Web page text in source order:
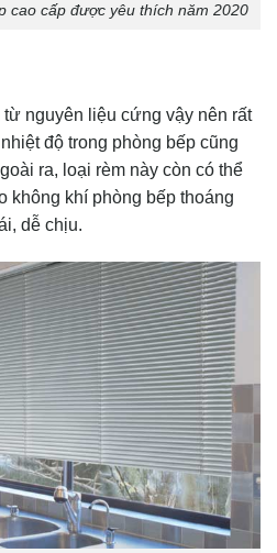
cao cấp được yêu thích năm 2020
nguyên liệu cứng vậy nên rất
độ trong phòng bếp cũng
ra, loại rèm này còn có thể
không khí phòng bếp thoáng
dễ chịu.